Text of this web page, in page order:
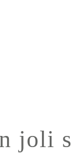
joli